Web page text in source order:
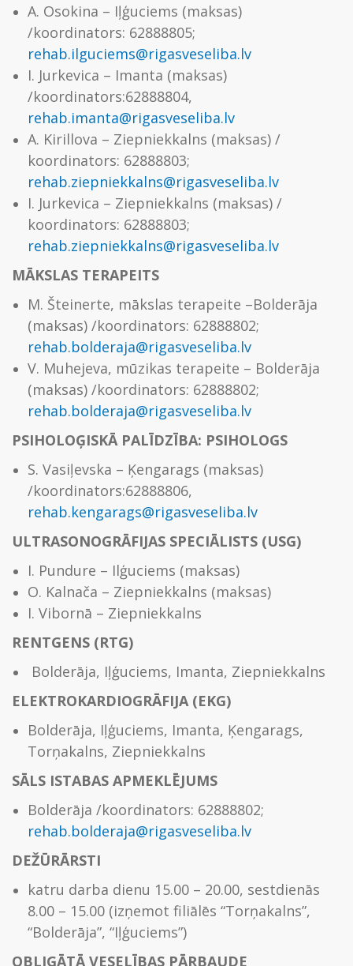
A. Osokina – Iļģuciems (maksas)
/koordinators: 62888805;
rehab.ilguciems@rigasveseliba.lv
I. Jurkevica – Imanta (maksas)
/koordinators:62888804,
rehab.imanta@rigasveseliba.lv
A. Kirillova – Ziepniekkalns (maksas) /
koordinators: 62888803;
rehab.ziepniekkalns@rigasveseliba.lv
I. Jurkevica – Ziepniekkalns (maksas) /
koordinators: 62888803;
rehab.ziepniekkalns@rigasveseliba.lv
MĀKSLAS TERAPEITS
M. Šteinerte, mākslas terapeite –Bolderāja
(maksas) /koordinators: 62888802;
rehab.bolderaja@rigasveseliba.lv
V. Muhejeva, mūzikas terapeite – Bolderāja
(maksas) /koordinators: 62888802;
rehab.bolderaja@rigasveseliba.lv
PSIHOLOĢISKĀ PALĪDZĪBA: PSIHOLOGS
S. Vasiļevska – Ķengarags (maksas)
/koordinators:62888806,
rehab.kengarags@rigasveseliba.lv
ULTRASONOGRĀFIJAS SPECIĀLISTS (USG)
I. Pundure – Ilģuciems (maksas)
O. Kalnača – Ziepniekkalns (maksas)
I. Vibornā – Ziepniekkalns
RENTGENS (RTG)
Bolderāja, Iļģuciems, Imanta, Ziepniekkalns
ELEKTROKARDIOGRĀFIJA (EKG)
Bolderāja, Iļģuciems, Imanta, Ķengarags,
Torņakalns, Ziepniekkalns
SĀLS ISTABAS APMEKLĒJUMS
Bolderāja /koordinators: 62888802;
rehab.bolderaja@rigasveseliba.lv
DEŽŪRĀRSTI
katru darba dienu 15.00 – 20.00, sestdienās
8.00 – 15.00 (izņemot filiālēs “Torņakalns”,
“Bolderāja”, “Iļģuciems”)
OBLIGĀTĀ VESELĪBAS PĀRBAUDE